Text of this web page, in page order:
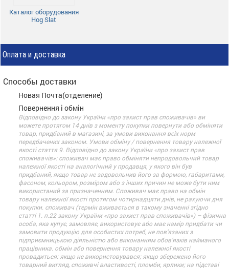
Каталог оборудования
Hog Slat
Оплата и доставка
Способы доставки
Новая Почта(отделение)
Повернення і обмін
Відповідно до закону України «про захист прав споживачів» ви
можете протягом 14 днів з моменту покупки повернути або обміняти
товар, придбаний в магазині, за умови виконання всіх норм
передбачених законом. Умови обміну / повернення товару належної
якості стаття 9. Відповідно до закону України «про захист прав
споживачів»: споживач має право обміняти непродовольчий товар
належної якості на аналогічний у продавця, у якого він був
придбаний, якщо товар не задовольнив його за формою, габаритами,
фасоном, кольором, розміром або з інших причин не може бути ним
використаний за призначенням. Споживач має право на обмін
товару належної якості протягом чотирнадцяти днів, не рахуючи дня
покупки. споживач (термін вживається в такому значенні згідно
статті 1. п.22 закону України «про захист прав споживачів») – фізична
особа, яка купує, замовляє, використовує або має намір придбати чи
замовити продукцію для особистих потреб, не пов’язаних з
підприємницькою діяльністю або виконанням обов’язків найманого
працівника. обмін або повернення товару належної якості
провадиться: якщо не використовувався; якщо збережено його
товарний вигляд, споживчі властивості, пломби, ярлики; на підставі